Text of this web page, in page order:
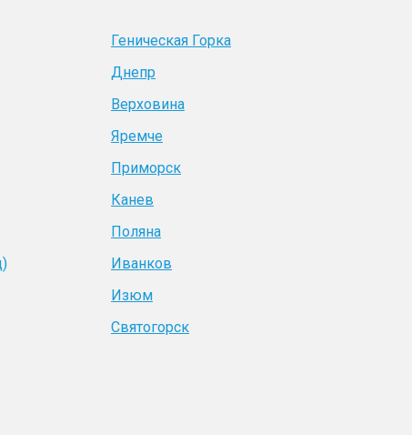
Геническая Горка
Днепр
Верховина
Яремче
Приморск
Канев
Поляна
Иванков
Изюм
Святогорск